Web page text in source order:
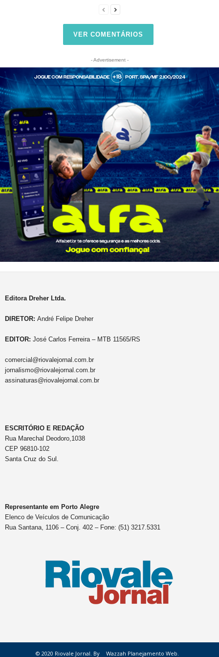
VER COMENTÁRIOS
- Advertisement -
Editora Dreher Ltda.
DIRETOR: André Felipe Dreher
EDITOR: José Carlos Ferreira – MTB 11565/RS
comercial@riovalejornal.com.br
jornalismo@riovalejornal.com.br
assinaturas@riovalejornal.com.br
ESCRITÓRIO E REDAÇÃO
Rua Marechal Deodoro,1038
CEP 96810-102
Santa Cruz do Sul.
Representante em Porto Alegre
Elenco de Veículos de Comunicação
Rua Santana, 1106 – Conj. 402 – Fone: (51) 3217.5331
© 2020 Riovale Jornal. By Wazzah Planejamento Web.